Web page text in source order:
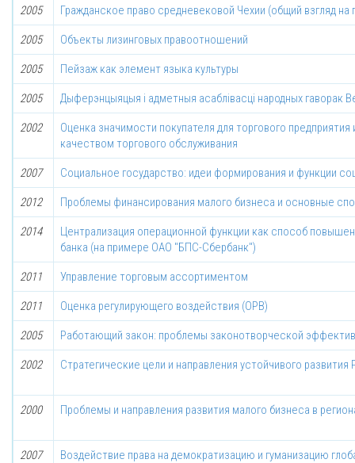
2005 Гражданское право средневековой Чехии (общий взгляд на
2005 Объекты лизинговых правоотношений
2005 Пейзаж как элемент языка культуры
2005 Дыферэнцыяцыя і адметныя асаблівасці народных гаворак
2002
Оценка значимости покупателя для торгового
качеством торгового обслуживания
2007 Социальное государство: идеи формирования и функции
2012 Проблемы финансирования малого бизнеса и основные
2014
Централизация операционной функции как способ
банка (на примере ОАО "БПС-Сбербанк")
2011 Управление торговым ассортиментом
2011 Оценка регулирующего воздействия (ОРВ)
2005 Работающий закон: проблемы законотворческой
2002 Стратегические цели и направления устойчивого развития
2000 Проблемы и направления развития малого бизнеса в
2007 Воздействие права на демократизацию и гуманизацию